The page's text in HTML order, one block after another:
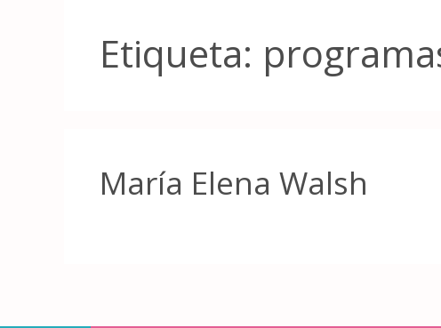
Etiqueta:
María Elena Walsh